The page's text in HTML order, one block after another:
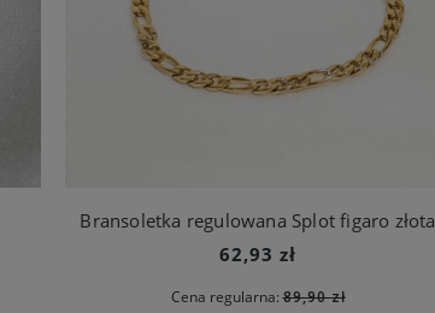
Bransoletka regulowana Splot figaro złota
62,93 zł
Cena regularna:89,90 zł